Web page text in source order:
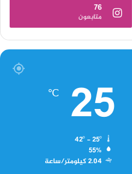
76
متابعون
25
℃
55%
2.04 كيلومتر/ساعة